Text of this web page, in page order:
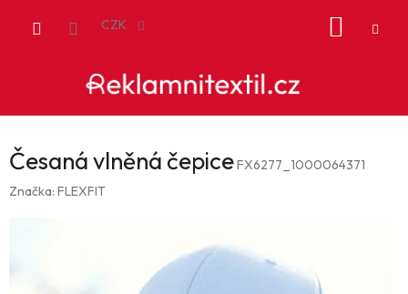
CZK
Česaná vlněná čepiceFX6277_1000064371
Značka: FLEXFIT